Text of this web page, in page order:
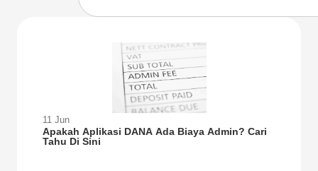
11 Jun
Apakah Aplikasi DANA Ada Biaya Admin? Cari
Tahu Di Sini